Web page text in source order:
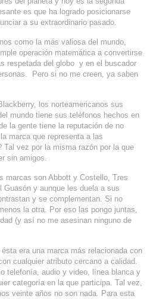
es que ha logrado posicionarse
a su extraordinario pasado.
como la más valiosa del mundo,
operación matemática a convertirse
respetada del globo y en el buscador
Pero si no me creen, ya saben
los norteamericanos sus
mundo tiene sus teléfonos hechos en
la gente tiene la reputación de no
marca que representa a las
Tal vez por la misma razón por la que
sin amigos.
marcas son Abbott y Costello, Tres
y aunque les duela a sus
y se complementan. Si no
la otra. Por eso las pongo juntas,
(y así no me asesinan ninguno de
era una marca más relacionada con
cualquier atributo cercano a calidad.
telefonía, audio y video, línea blanca y
categoría en la que participa. Tal vez,
veinte años no son nada. Para esta